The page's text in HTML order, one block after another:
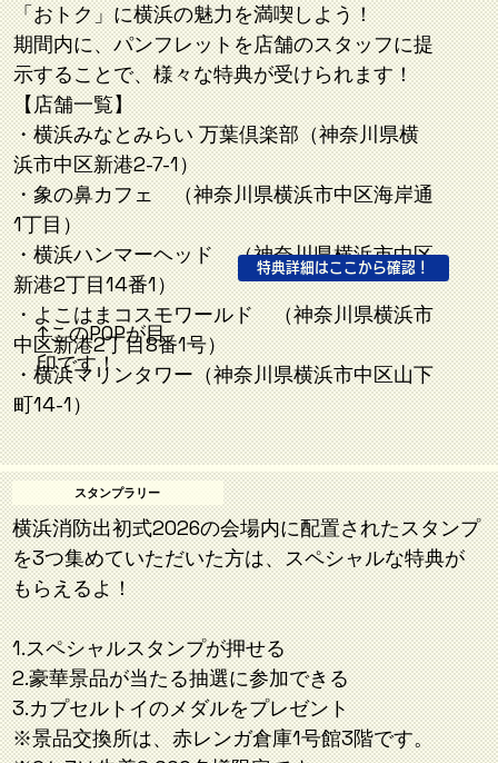
「おトク」に横浜の魅力を満喫しよう！
期間内に、パンフレットを店舗のスタッフに提
示することで、様々な特典が受けられます！
【店舗一覧】
・横浜みなとみらい 万葉倶楽部（神奈川県横
浜市中区新港2-7-1）
・象の鼻カフェ （神奈川県横浜市中区海岸通
1丁目）
・横浜ハンマーヘッド （神奈川県横浜市中区
新港2丁目14番1）
・よこはまコスモワールド （神奈川県横浜市
中区新港2丁目8番1号）
・横浜マリンタワー（神奈川県横浜市中区山下
町14-1）
特典詳細はここから確認！
↑このPOPが目
印です！
スタンプラリー
横浜消防出初式2026の会場内に配置されたスタンプ
を3つ集めていただいた方は、スペシャルな特典が
もらえるよ！
1.スペシャルスタンプが押せる
2.豪華景品が当たる抽選に参加できる
3.カプセルトイのメダルをプレゼント
※景品交換所は、赤レンガ倉庫1号館3階です。